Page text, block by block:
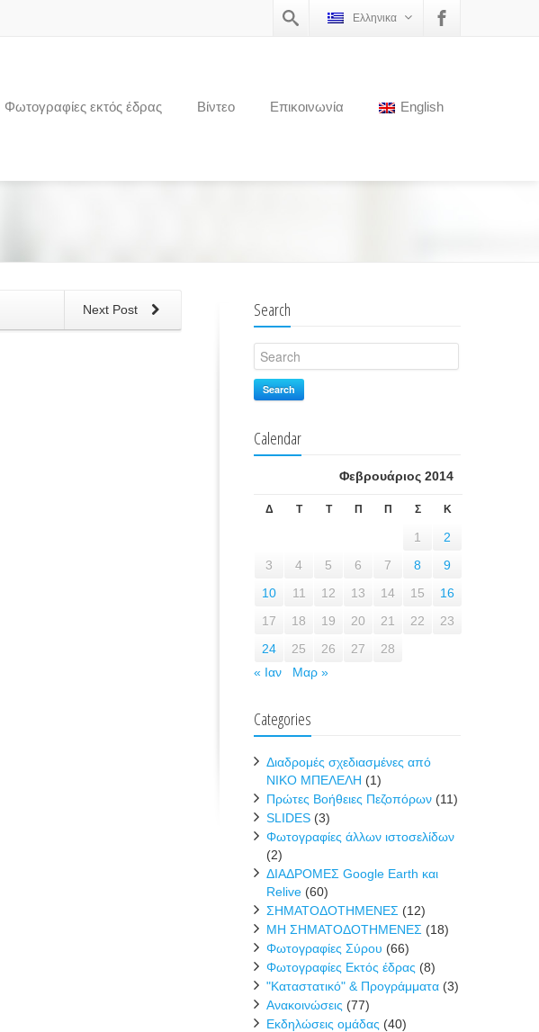
Ελληνικα
Φωτογραφίες εκτός έδρας Βίντεο Επικοινωνία English
Next Post Search
Search
Calendar
Φεβρουάριος 2014
Δ Τ Τ Π Π Σ Κ
1
2
3
4 5 6 7 8
9
10
11 12 13 14 15
16
17
18 19 20 21 22
23
24
25 26 27
28
« Ιαν
Μαρ »
Categories
Διαδρομές σχεδιασμένες από
ΝΙΚΟ ΜΠΕΛΕΛΗ (1)
Πρώτες Βοήθειες Πεζοπόρων (11)
SLIDES (3)
Φωτογραφίες άλλων ιστοσελίδων
(2)
ΔΙΑΔΡΟΜΕΣ Google Earth και
Relive (60)
ΣΗΜΑΤΟΔΟΤΗΜΕΝΕΣ (12)
ΜΗ ΣΗΜΑΤΟΔΟΤΗΜΕΝΕΣ (18)
Φωτογραφίες Σύρου (66)
Φωτογραφίες Εκτός έδρας (8)
"Καταστατικό" & Προγράμματα (3)
Ανακοινώσεις (77)
Εκδηλώσεις ομάδας (40)